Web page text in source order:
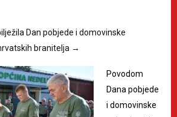
Dan pobjede i domovinske
branitelja →
Povodom
Dana pobjede
i domovinske